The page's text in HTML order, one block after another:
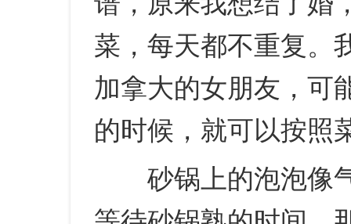
菜，每天都不重复。
加拿大的女朋友，可
的时候，就可以按照
砂锅上的泡泡像气